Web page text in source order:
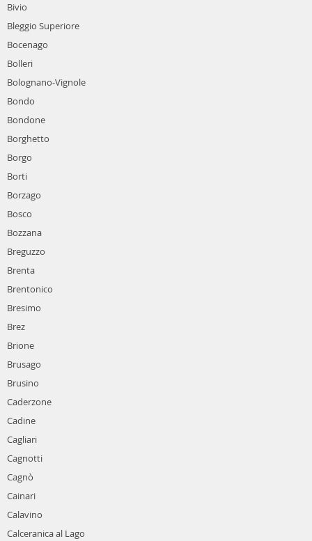
Bivio
Bleggio Superiore
Bocenago
Bolleri
Bolognano-Vignole
Bondo
Bondone
Borghetto
Borgo
Borti
Borzago
Bosco
Bozzana
Breguzzo
Brenta
Brentonico
Bresimo
Brez
Brione
Brusago
Brusino
Caderzone
Cadine
Cagliari
Cagnotti
Cagnò
Cainari
Calavino
Calceranica al Lago